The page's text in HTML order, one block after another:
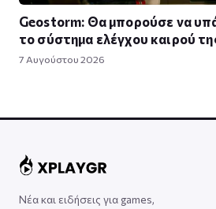
Geostorm: Θα μπορούσε να
το σύστημα ελέγχου καιρού
7 Αυγούστου 2026
Νέα και ειδήσεις για games,